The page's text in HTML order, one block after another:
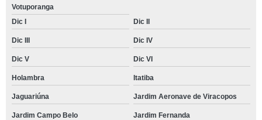
Votuporanga
Dic I
Dic II
Dic III Dic IV
Dic V Dic VI
Holambra Itatiba
Jaguariúna Jardim Aeronave de Viracopos
Jardim Campo Belo Jardim Fernanda